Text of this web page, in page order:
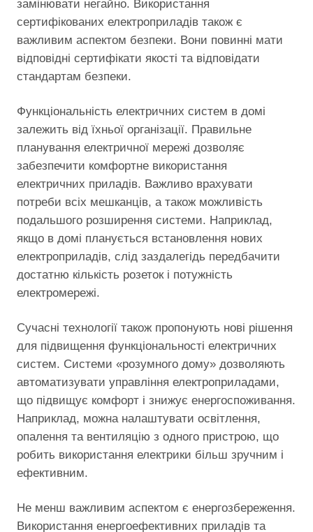
замінювати негайно. Використання
сертифікованих електроприладів також є
важливим аспектом безпеки. Вони повинні мати
відповідні сертифікати якості та відповідати
стандартам безпеки.
Функціональність електричних систем в домі
залежить від їхньої організації. Правильне
планування електричної мережі дозволяє
забезпечити комфортне використання
електричних приладів. Важливо врахувати
потреби всіх мешканців, а також можливість
подальшого розширення системи. Наприклад,
якщо в домі планується встановлення нових
електроприладів, слід заздалегідь передбачити
достатню кількість розеток і потужність
електромережі.
Сучасні технології також пропонують нові рішення
для підвищення функціональності електричних
систем. Системи «розумного дому» дозволяють
автоматизувати управління електроприладами,
що підвищує комфорт і знижує енергоспоживання.
Наприклад, можна налаштувати освітлення,
опалення та вентиляцію з одного пристрою, що
робить використання електрики більш зручним і
ефективним.
Не менш важливим аспектом є енергозбереження.
Використання енергоефективних приладів та